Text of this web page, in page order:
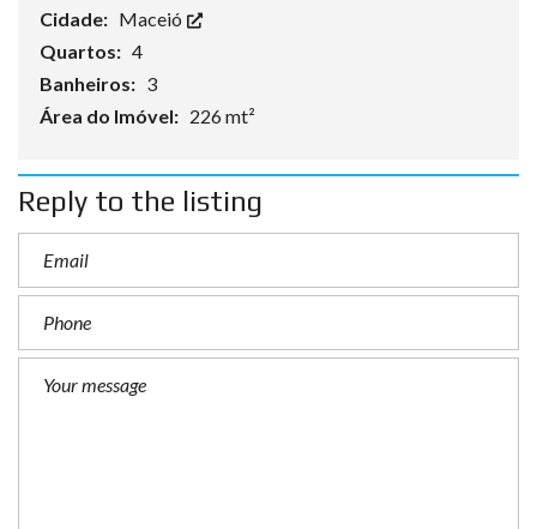
Cidade: Maceió
Quartos: 4
Banheiros: 3
Área do Imóvel: 226 mt²
Reply to the listing